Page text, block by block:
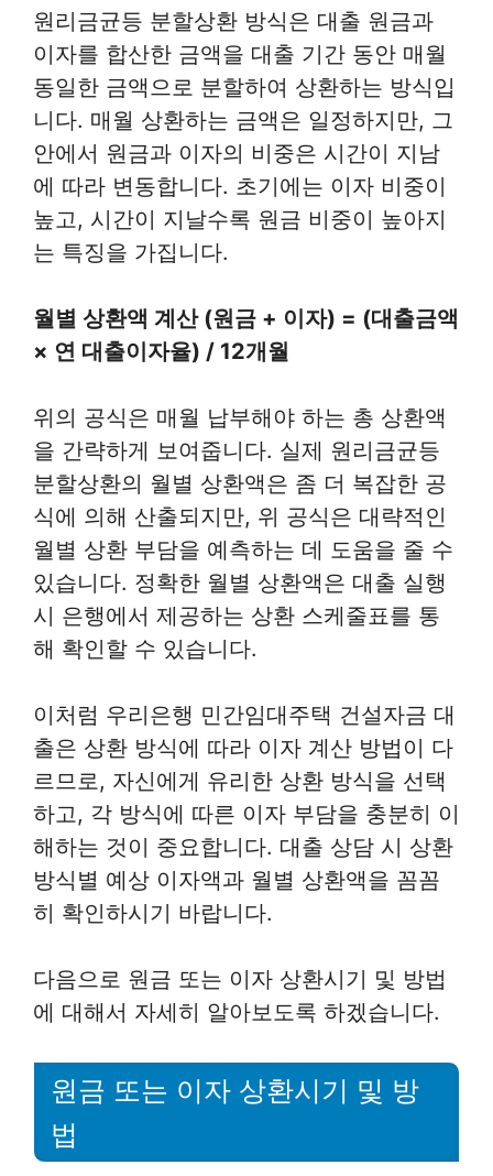
원리금균등 분할상환 방식은 대출 원금과
이자를 합산한 금액을 대출 기간 동안 매월
동일한 금액으로 분할하여 상환하는 방식입
니다. 매월 상환하는 금액은 일정하지만, 그
안에서 원금과 이자의 비중은 시간이 지남
에 따라 변동합니다. 초기에는 이자 비중이
높고, 시간이 지날수록 원금 비중이 높아지
는 특징을 가집니다.
월별 상환액 계산 (원금 + 이자) = (대출금액
× 연 대출이자율) / 12개월
위의 공식은 매월 납부해야 하는 총 상환액
을 간략하게 보여줍니다. 실제 원리금균등
분할상환의 월별 상환액은 좀 더 복잡한 공
식에 의해 산출되지만, 위 공식은 대략적인
월별 상환 부담을 예측하는 데 도움을 줄 수
있습니다. 정확한 월별 상환액은 대출 실행
시 은행에서 제공하는 상환 스케줄표를 통
해 확인할 수 있습니다.
이처럼 우리은행 민간임대주택 건설자금 대
출은 상환 방식에 따라 이자 계산 방법이 다
르므로, 자신에게 유리한 상환 방식을 선택
하고, 각 방식에 따른 이자 부담을 충분히 이
해하는 것이 중요합니다. 대출 상담 시 상환
방식별 예상 이자액과 월별 상환액을 꼼꼼
히 확인하시기 바랍니다.
다음으로 원금 또는 이자 상환시기 및 방법
에 대해서 자세히 알아보도록 하겠습니다.
원금 또는 이자 상환시기 및 방
법